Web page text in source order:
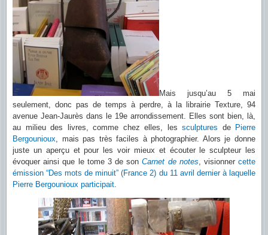
Mais jusqu’au 5 mai
seulement, donc pas de temps à perdre, à la librairie Texture, 94
avenue Jean-Jaurès dans le 19e arrondissement. Elles sont bien, là,
au milieu des livres, comme chez elles, les sculptures de Pierre
Bergounioux , mais pas très faciles à photographier. Alors je donne
juste un aperçu et pour les voir mieux et écouter le sculpteur les
évoquer ainsi que le tome 3 de sonCarnet de notes , visionnercette
émission “Des mots de minuit” (France 2) du 11 avril dernier à laquelle
Pierre Bergounioux participait